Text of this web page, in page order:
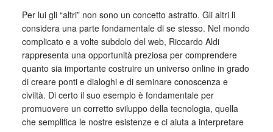
Per lui gli “altri” non sono un concetto astratto. Gli altri li
considera una parte fondamentale di se stesso. Nel mondo
complicato e a volte subdolo del web, Riccardo Aldi
rappresenta una opportunità preziosa per comprendere
quanto sia importante costruire un universo online in grado
di creare ponti e dialoghi e di seminare conoscenza e
civiltà. Di certo il suo esempio è fondamentale per
promuovere un corretto sviluppo della tecnologia, quella
che semplifica le nostre esistenze e ci aiuta a interpretare